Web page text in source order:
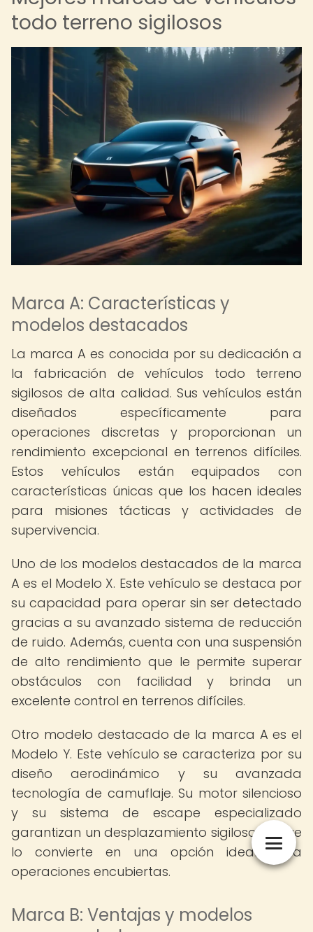
todo terreno sigilosos
Marca A: Características y
modelos destacados
La marca A es conocida por su dedicación a
la fabricación de vehículos todo terreno
sigilosos de alta calidad. Sus vehículos están
diseñados específicamente para
operaciones discretas y proporcionan un
rendimiento excepcional en terrenos difíciles.
Estos vehículos están equipados con
características únicas que los hacen ideales
para misiones tácticas y actividades de
supervivencia.
Uno de los modelos destacados de la marca
A es el Modelo X. Este vehículo se destaca por
su capacidad para operar sin ser detectado
gracias a su avanzado sistema de reducción
de ruido. Además, cuenta con una suspensión
de alto rendimiento que le permite superar
obstáculos con facilidad y brinda un
excelente control en terrenos difíciles.
Otro modelo destacado de la marca A es el
Modelo Y. Este vehículo se caracteriza por su
diseño aerodinámico y su avanzada
tecnología de camuflaje. Su motor silencioso
y su sistema de escape especializado
garantizan un desplazamiento sigiloso, lo que
lo convierte en una opción ideal para
operaciones encubiertas.
Marca B: Ventajas y modelos